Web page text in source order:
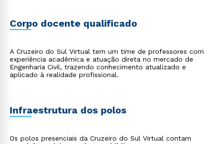
Corpo docente qualificado
A Cruzeiro do Sul Virtual tem um time de professores com
experiência acadêmica e atuação direta no mercado de
Engenharia Civil, trazendo conhecimento atualizado e
aplicado à realidade profissional.
Infraestrutura dos polos
Os polos presenciais da Cruzeiro do Sul Virtual contam